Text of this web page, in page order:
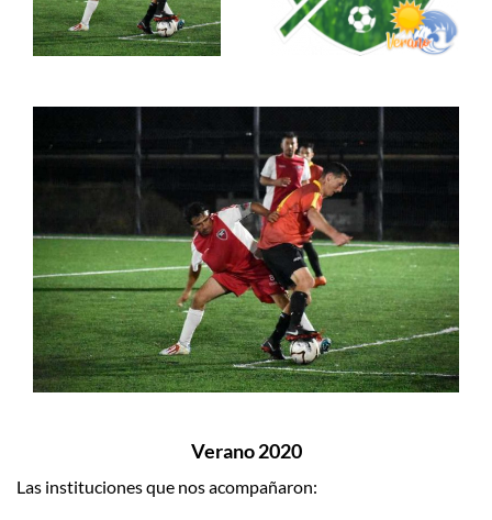
Verano 2020
Las instituciones que nos acompañaron: